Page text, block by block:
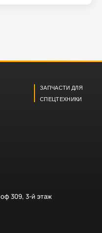
ЗАПЧАСТИ ДЛЯ
СПЕЦТЕХНИКИ
309, 3-й этаж